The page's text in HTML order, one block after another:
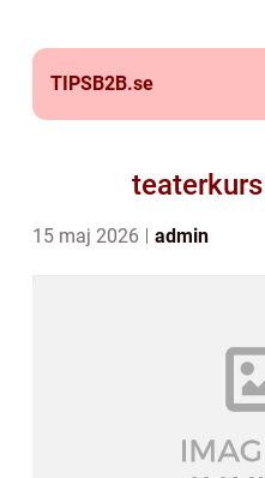
TIPSB2B.se
15 maj 2026 admin